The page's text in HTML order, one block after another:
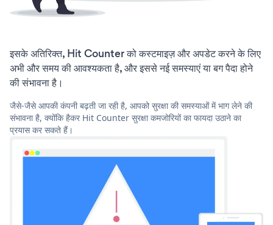
इसके अतिरिक्त, Hit Counter को कस्टमाइज़ और अपडेट करने के लिए
अभी और समय की आवश्यकता है, और इससे नई समस्याएं या बग पैदा होने
की संभावना है।
जैसे-जैसे आपकी कंपनी बढ़ती जा रही है, आपको सुरक्षा की समस्याओं में भाग लेने की
संभावना है, क्योंकि हैकर Hit Counter सुरक्षा कमजोरियों का फायदा उठाने का
प्रयास कर सकते हैं।